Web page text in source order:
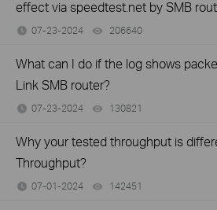
effect via speedtest.net by SMB
07-23-2024 206640
What can I do if the log shows
Link SMB router?
07-23-2024 130821
Why your tested throughput is
Throughput?
07-01-2024 142451